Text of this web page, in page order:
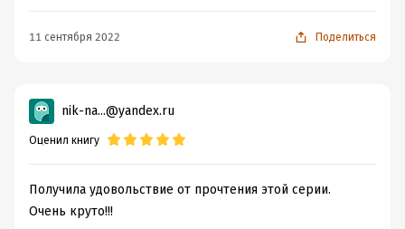
11 сентября 2022 Поделиться
nik-na...@yandex.ru
Оценил книгу
Получила удовольствие от прочтения этой серии.
Очень круто!!!